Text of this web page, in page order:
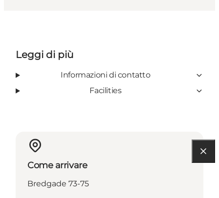
Leggi di più
Informazioni di contatto
Facilities
Come arrivare
Bredgade 73-75